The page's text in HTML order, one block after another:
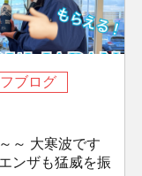
ブログ
～ 大寒波です
ンザも猛威を振